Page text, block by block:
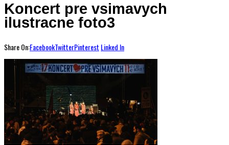
Koncert pre vsimavych
ilustracne foto3
Share On:FacebookTwitterPinterest Linked In